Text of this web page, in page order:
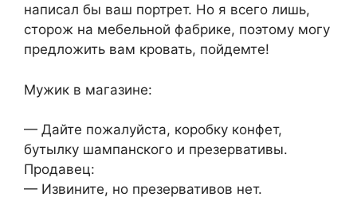
написал бы ваш портрет. Но я всего лишь,
сторож на мебельной фабрике, поэтому могу
предложить вам кровать, пойдемте!
Мужик в магазине:
— Дайте пожалуйста, коробку конфет,
бутылку шампанского и презервативы.
Продавец:
— Извините, но презервативов нет.